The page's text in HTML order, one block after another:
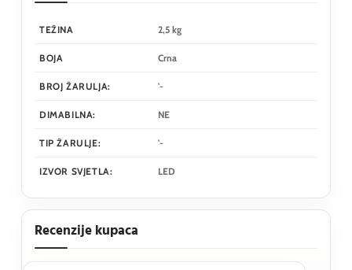
TEŽINA 2,5 kg
BOJA Crna
BROJ ŽARULJA: '-
DIMABILNA: NE
TIP ŽARULJE: '-
IZVOR SVJETLA: LED
Recenzije kupaca